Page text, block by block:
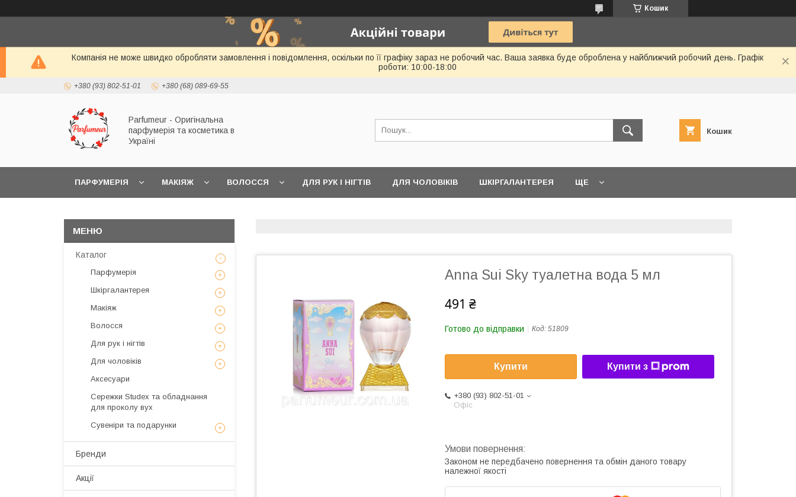
Кошик
Компанія не може швидко обробляти замовлення і повідомлення, оскільки по її графіку зараз не робочий час. Ваша заявка буде оброблена у найближчий робочий день. Графік
роботи: 10:00-18:00
+380 (93) 802-51-01 +380 (68) 089-69-55
Parfumeur - Оригінальна
парфумерія та косметика в
Україні
Кошик
ПАРФУМЕРІЯ МАКІЯЖ ВОЛОССЯ ДЛЯ РУК І НІГТІВ ДЛЯ ЧОЛОВІКІВ ШКІРГАЛАНТЕРЕЯ ЩЕ
Anna Sui Sky туалетна вода 5 мл
491 ₴
Готово до відправки Код: 51809
Купити Купити з
+380 (93) 802-51-01
Офіс
Законом не передбачено повернення та обмін даного товару
належної якості
Каталог
Парфумерія
Шкіргалантерея
Макіяж
Волосся
Для рук і нігтів
Для чоловіків
Аксесуари
Сережки Studex та обладнання
для проколу вух
Сувеніри та подарунки
Бренди
Акції